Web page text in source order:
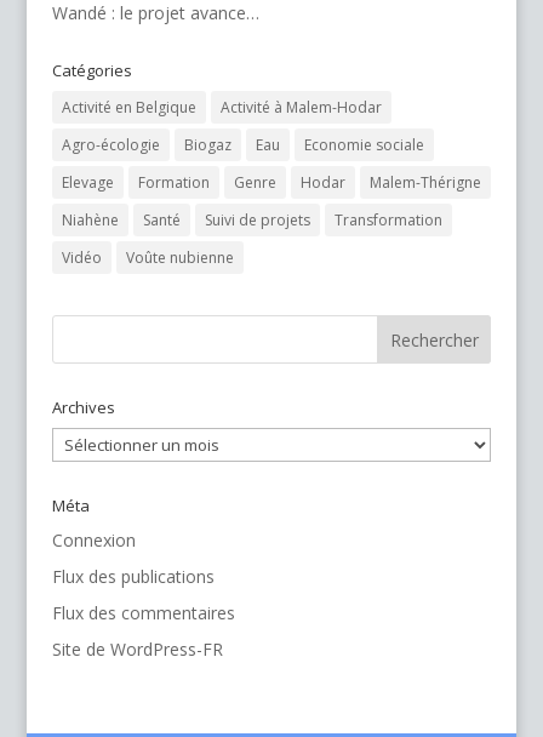
Wandé : le projet avance…
Catégories
Activité en Belgique
Activité à Malem-Hodar
Agro-écologie
Biogaz Eau
Economie sociale
Elevage
Formation Genre Hodar
Malem-Thérigne
Niahène
Santé Suivi de projets
Transformation
Vidéo
Voûte nubienne
Archives
Archives
Méta
Connexion
Flux des publications
Flux des commentaires
Site de WordPress-FR